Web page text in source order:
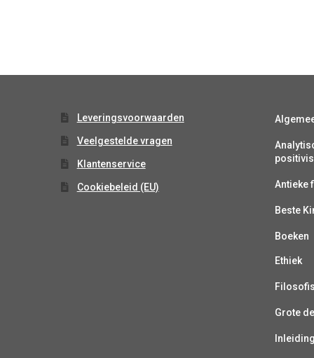
Leveringsvoorwaarden
Veelgestelde vragen
Klantenservice
Cookiebeleid (EU) Antieke
Beste
Boeken
Ethiek
Grote